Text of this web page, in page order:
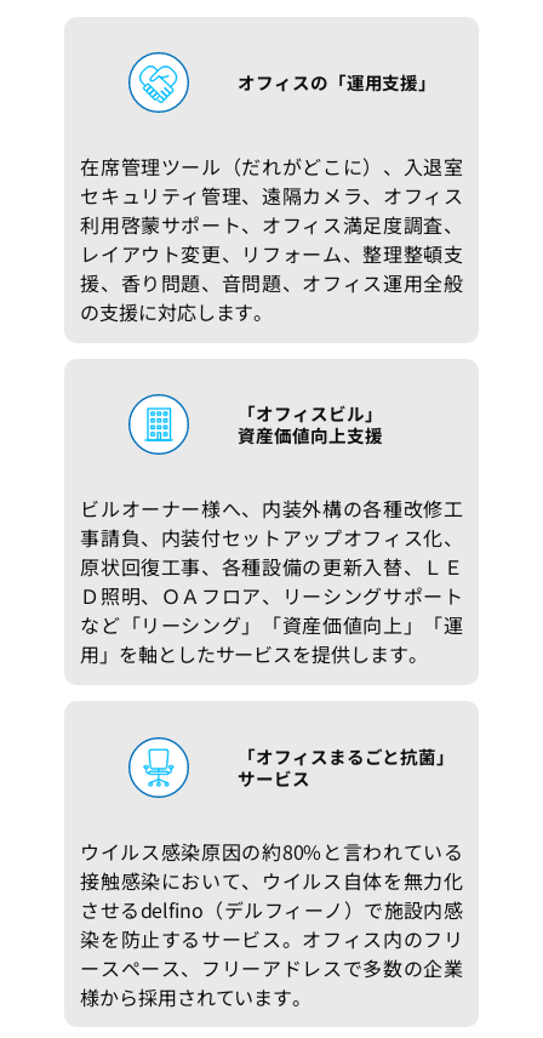
オフィスの「運用支援」
在席管理ツール（だれがどこに）、入退室
セキュリティ管理、遠隔カメラ、オフィス
利用啓蒙サポート、オフィス満足度調査、
レイアウト変更、リフォーム、整理整頓支
援、香り問題、音問題、オフィス運用全般
の支援に対応します。
「オフィスビル」
資産価値向上支援
ビルオーナー様へ、内装外構の各種改修工
事請負、内装付セットアップオフィス化、
原状回復工事、各種設備の更新入替、ＬＥ
Ｄ照明、ＯＡフロア、リーシングサポート
など「リーシング」「資産価値向上」「運
用」を軸としたサービスを提供します。
「オフィスまるごと抗菌」
サービス
ウイルス感染原因の約80%と言われている
接触感染において、ウイルス自体を無力化
させるdelfino（デルフィーノ）で施設内感
染を防止するサービス。オフィス内のフリ
ースペース、フリーアドレスで多数の企業
様から採用されています。